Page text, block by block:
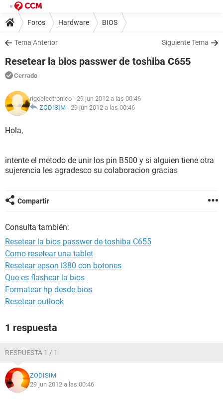
Foros Hardware BIOS
Tema Anterior Siguiente Tema
Resetear la bios passwer de toshiba C655
Cerrado
rigoelectronico - 29 jun 2012 a las 00:46
ZODISIM - 29 jun 2012 a las 00:46
Hola,
intente el metodo de unir los pin B500 y si alguien tiene otra
sujerencia les agradesco su colaboracion gracias
Compartir
Consulta también:
Resetear la bios passwer de toshiba C655
Como resetear una tablet
Resetear epson l380 con botones
Que es flashear la bios
Formatear hp desde bios
Resetear outlook
1 respuesta
RESPUESTA 1 / 1
ZODISIM
29 jun 2012 a las 00:46